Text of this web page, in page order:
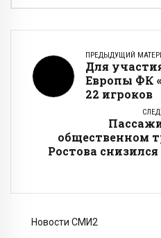
ПРЕДЫДУЩИЙ
Для
Европы ФК
22 игроков
общественном
Ростова
Новости СМИ2